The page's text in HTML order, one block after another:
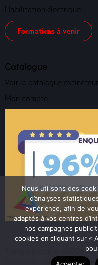
Habilitation électrique
Formations à venir
Catalogue
Voir le catalogue
Mon compte
Triangle Incendie ©2026.
Tous droits réservés.
Nous utilisons des
d’analyses
expérience, afin de
adaptés à vos centres
nos campagnes
cookies en cliquant sur «
Accepter